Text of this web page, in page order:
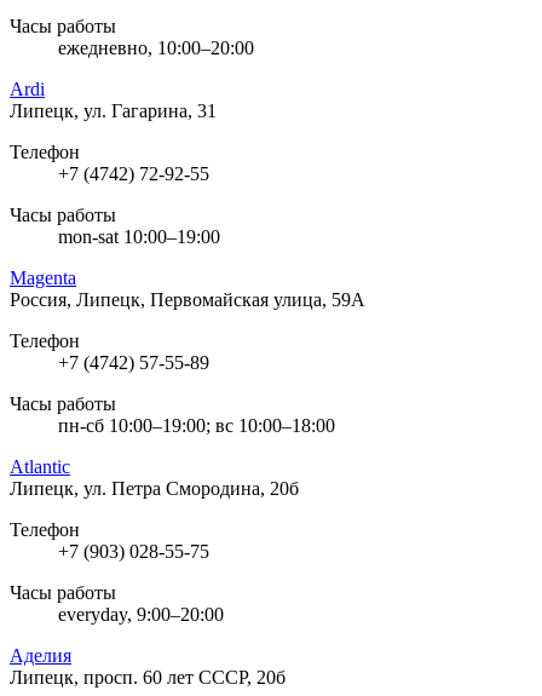
Часы работы
ежедневно, 10:00–20:00
Ardi
Липецк, ул. Гагарина, 31
Телефон
+7 (4742) 72-92-55
Часы работы
mon-sat 10:00–19:00
Magenta
Россия, Липецк, Первомайская улица, 59А
Телефон
+7 (4742) 57-55-89
Часы работы
пн-сб 10:00–19:00; вс 10:00–18:00
Atlantic
Липецк, ул. Петра Смородина, 20б
Телефон
+7 (903) 028-55-75
Часы работы
everyday, 9:00–20:00
Аделия
Липецк, просп. 60 лет СССР, 20б